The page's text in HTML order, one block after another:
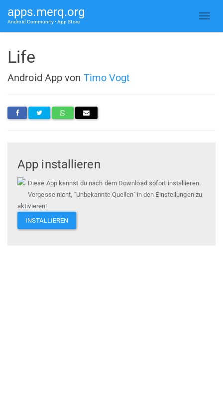
apps.merq.org
Android Community • App Store
Life
Android App von Timo Vogt
App installieren
Diese App kannst du nach dem Download sofort installieren.
Vergesse nicht, "Unbekannte Quellen" in den Einstellungen zu
aktivieren!
INSTALLIEREN